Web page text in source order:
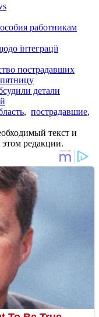
работникам
інтеграції
пострадавших
детали
, пострадавшие,
текст и
редакции.